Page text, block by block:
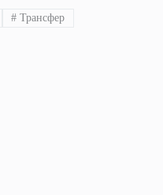
# Трансфер